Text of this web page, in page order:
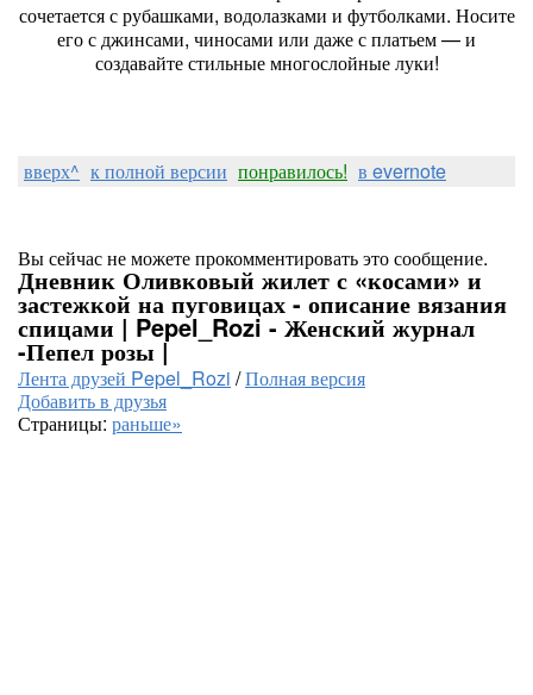
сочетается с рубашками, водолазками и футболками. Носите
его с джинсами, чиносами или даже с платьем — и
создавайте стильные многослойные луки!
вверх^ к полной версии понравилось! в evernote
Вы сейчас не можете прокомментировать это сообщение.
Дневник Оливковый жилет с «косами» и
застежкой на пуговицах - описание вязания
спицами | Pepel_Rozi - Женский журнал
-Пепел розы |
Лента друзей Pepel_Rozi /Полная версия
Добавить в друзья
Страницы: раньше»